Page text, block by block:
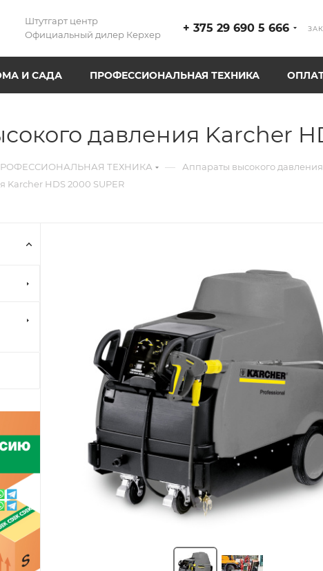
Штутгарт центр
Официальный дилер Керхер
+ 375 29 690 5 666
И САДА ПРОФЕССИОНАЛЬНАЯ ТЕХНИКА
давления Karcher
ТЕХНИКА — Аппараты высокого давления
Karcher HDS 2000 SUPER